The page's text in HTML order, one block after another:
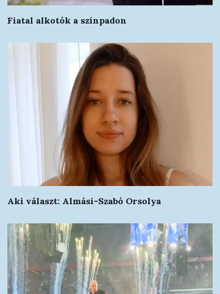
Fiatal alkotók a színpadon
Aki választ: Almási-Szabó Orsolya